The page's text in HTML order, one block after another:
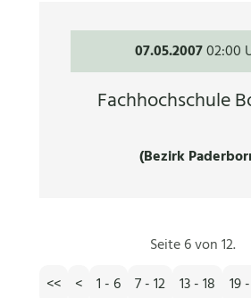
07.05.200702:00
Fachhochschule
(Bezirk
Seite 6 von 12.
<<
< 1 - 6 7 - 12 13 - 18 19